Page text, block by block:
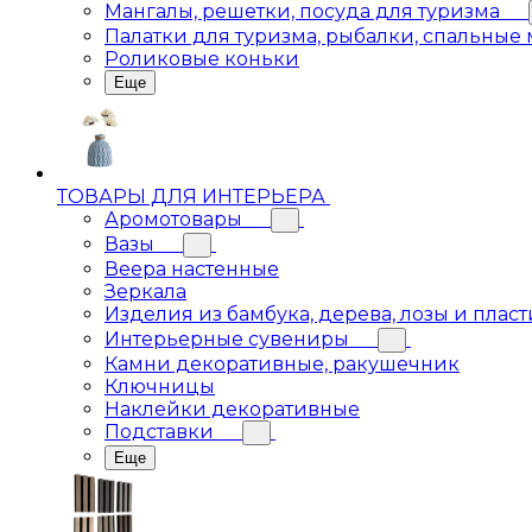
Мангалы, решетки, посуда для туризма
Палатки для туризма, рыбалки,
Роликовые коньки
Еще
ТОВАРЫ ДЛЯ ИНТЕРЬЕРА
Аромотовары
Вазы
Веера настенные
Зеркала
Изделия из бамбука, дерева, лозы и
Интерьерные сувениры
Камни декоративные, ракушечник
Ключницы
Наклейки декоративные
Подставки
Еще